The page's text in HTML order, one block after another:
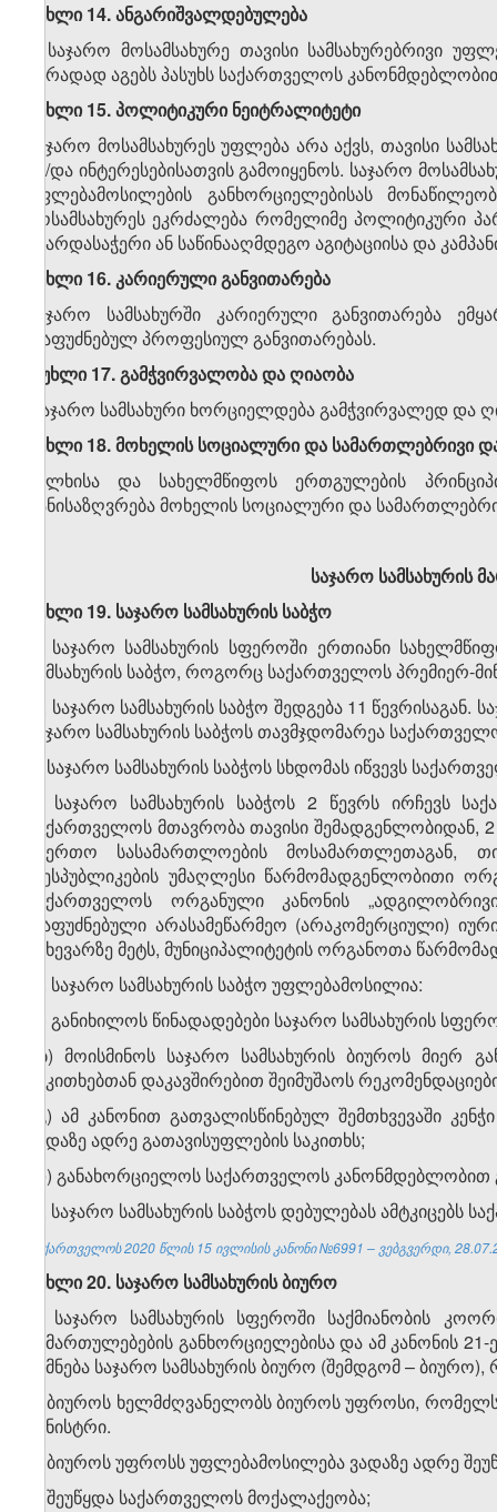
მუხლი 14. ანგარიშვალდებულება
საჯარო მოსამსახურე თავისი სამსახურებრივი
პირადად აგებს პასუხს საქართველოს
მუხლი 15. პოლიტიკური ნეიტრალიტეტი
საჯარო მოსამსახურეს უფლება არა აქვს, თავისი
ან/და ინტერესებისათვის გამოიყენოს. საჯარო
უფლებამოსილების განხორციელებისას
მოსამსახურეს ეკრძალება რომელიმე პოლიტიკური
მხარდასაჭერი ან საწინააღმდეგო აგიტაციისა და
მუხლი 16. კარიერული განვითარება
საჯარო სამსახურში კარიერული განვითარება
დაფუძნებულ პროფესიულ განვითარებას.
მუხლი 17. გამჭვირვალობა და ღიაობა
საჯარო სამსახური ხორციელდება გამჭვირვალედ
მუხლი 18. მოხელის სოციალური და სამართლებრივი
ხალხისა და სახელმწიფოს ერთგულების
განისაზღვრება მოხელის სოციალური და
საჯარო სამსახურის
მუხლი 19. საჯარო სამსახურის საბჭო
1. საჯარო სამსახურის სფეროში ერთიანი
სამსახურის საბჭო, როგორც საქართველოს პრემიერ-
2. საჯარო სამსახურის საბჭო შედგება 11
საჯარო სამსახურის საბჭოს თავმჯდომარეა
3. საჯარო სამსახურის საბჭოს სხდომას იწვევს
4. საჯარო სამსახურის საბჭოს 2 წევრს ირჩევს
საქართველოს მთავრობა თავისი შემადგენლობიდან,
საერთო სასამართლოების მოსამართლეთაგან,
რესპუბლიკების უმაღლესი წარმომადგენლობითი
საქართველოს ორგანული კანონის
დაფუძნებული არასამეწარმეო (არაკომერციული)
ნახევარზე მეტს, მუნიციპალიტეტის ორგანოთა
5. საჯარო სამსახურის საბჭო უფლებამოსილია:
ა) განიხილოს წინადადებები საჯარო სამსახურის
ბ) მოისმინოს საჯარო სამსახურის ბიუროს მიერ
საკითხებთან დაკავშირებით შეიმუშაოს
გ) ამ კანონით გათვალისწინებულ შემთხვევაში
ვადაზე ადრე გათავისუფლების საკითხს;
დ) განახორციელოს საქართველოს კანონმდებლობით
6. საჯარო სამსახურის საბჭოს დებულებას ამტკიცებს
საქართველოს 2020 წლის 15 ივლისის კანონი №6991 – ვებგვერდი,
მუხლი 20. საჯარო სამსახურის ბიურო
1. საჯარო სამსახურის სფეროში საქმიანობის
მიმართულებების განხორციელებისა და ამ კანონის
იქმნება საჯარო სამსახურის ბიურო (შემდგომ –
2. ბიუროს ხელმძღვანელობს ბიუროს უფროსი,
მინისტრი.
3. ბიუროს უფროსს უფლებამოსილება ვადაზე ადრე
ა) შეუწყდა საქართველოს მოქალაქეობა;